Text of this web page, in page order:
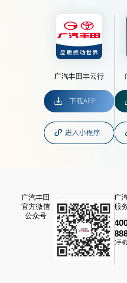
广汽丰田丰云行
广汽丰田
官方微信
公众号
广
服
(手